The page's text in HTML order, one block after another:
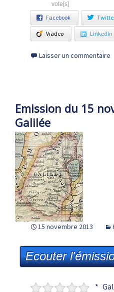
vote[s]
Facebook
Viadeo LinkedIn
Laisser un commentaire
Emission du 15
Galilée
15 novembre 2013
Ecouter
*